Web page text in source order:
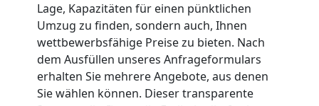
Lage, Kapazitäten für einen pünktlichen
Umzug zu finden, sondern auch, Ihnen
wettbewerbsfähige Preise zu bieten. Nach
dem Ausfüllen unseres Anfrageformulars
erhalten Sie mehrere Angebote, aus denen
Sie wählen können. Dieser transparente
Wiener
Neustadt